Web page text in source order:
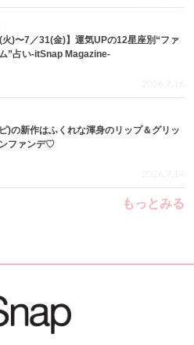
火)〜7／31(金)】運気UPの12星座別“ファ
”占い-itSnap Magazine-
2026.7.16
)の新作はふくれな渾身のリップ＆グリッ
ファンデ♡
2026.7.14
もっとみる